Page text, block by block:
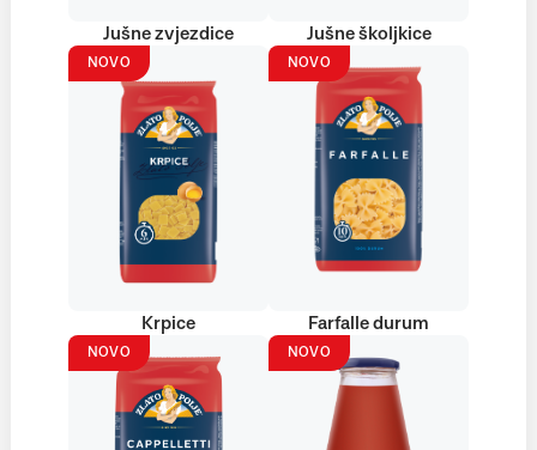
Jušne zvjezdice Jušne školjkice
NOVO
Krpice
NOVO
Farfalle durum
NOVO NOVO